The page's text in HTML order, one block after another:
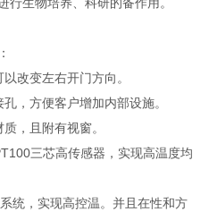
行生物培养、科研的备作用。
：
改变左右开门方向。
方便客户增加内部设施。
，且附有视窗。
三芯高传感器，实现高温度均
，实现高控温。并且在性和方